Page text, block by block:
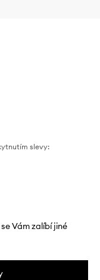
slevy:
Vám zalíbí jiné